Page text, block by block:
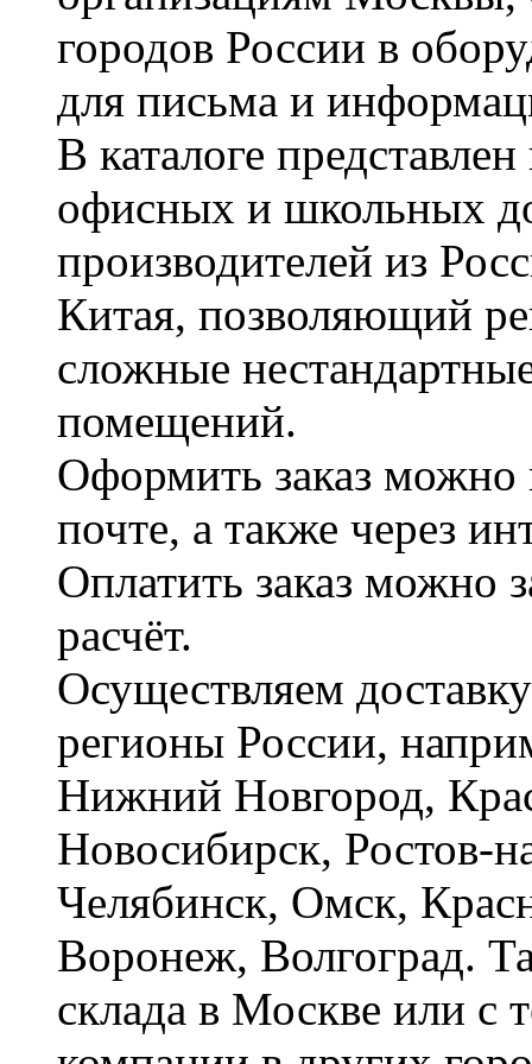
городов России в
для письма и
В каталоге
офисных и школьных
производителей из
Китая, позволяющий
сложные
помещений.
Оформить заказ можно
почте, а также через
Оплатить заказ можно
расчёт.
Осуществляем
регионы России,
Нижний Новгород,
Новосибирск, Ростов-
Челябинск, Омск,
Воронеж, Волгоград.
склада в Москве или с